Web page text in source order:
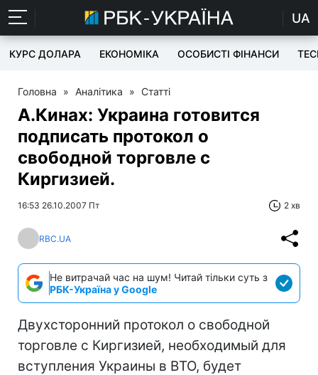
UA
КУРС ДОЛАРА ЕКОНОМІКА ОСОБИСТІ ФІНАНСИ
Головна » Аналітика » Статті
А.Кинах: Украина готовится
подписать протокол о
свободной торговле с
Киргизией.
16:53 26.10.2007 Пт 2 хв
RBC.UA
Не витрачай час на шум! Читай тільки суть з
РБК-Україна у Google
Двухсторонний протокол о свободной
торговле с Киргизией, необходимый для
вступления Украины в ВТО, будет